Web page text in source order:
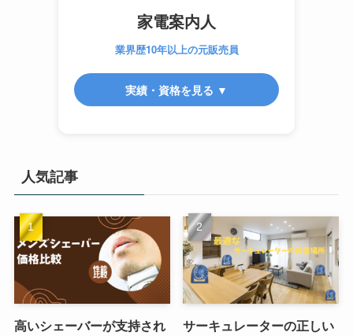
家電案内人
業界歴10年以上の元販売員
実績・資格を見る ▼
人気記事
高いシェーバーが支持され
サーキュレーターの正しい